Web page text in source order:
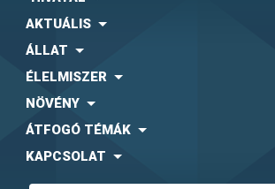
AKTUÁLIS
ÁLLAT
ÉLELMISZER
NÖVÉNY
ÁTFOGÓ TÉMÁK
KAPCSOLAT